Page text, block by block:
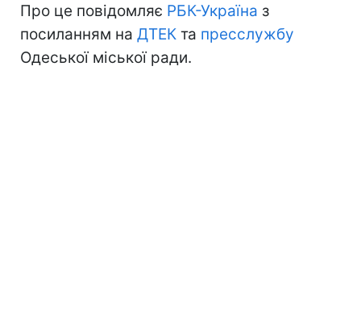
Про це повідомляє РБК-Україна з
посиланням на ДТЕК та пресслужбу
Одеської міської ради.